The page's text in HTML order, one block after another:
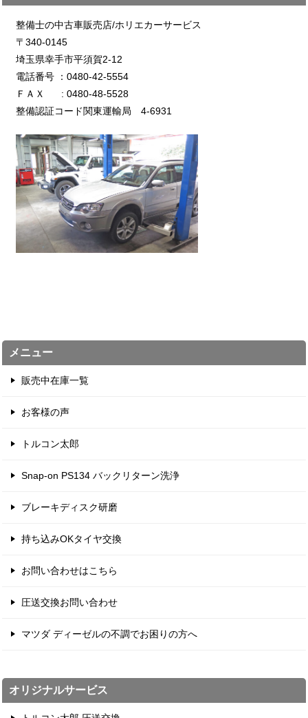
整備士の中古車販売店/ホリエカーサービス
〒340-0145
埼玉県幸手市平須賀2-12
電話番号 ：0480-42-5554
ＦＡＸ : 0480-48-5528
整備認証コード関東運輸局 4-6931
メニュー
販売中在庫一覧
お客様の声
トルコン太郎
Snap-on PS134 バックリターン洗浄
ブレーキディスク研磨
持ち込みOKタイヤ交換
お問い合わせはこちら
圧送交換お問い合わせ
マツダ ディーゼルの不調でお困りの方へ
オリジナルサービス